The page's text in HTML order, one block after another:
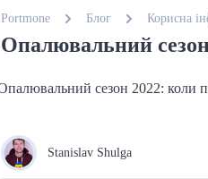
Portmone Блог Корисна
Опалювальний
Stanislav Shulga